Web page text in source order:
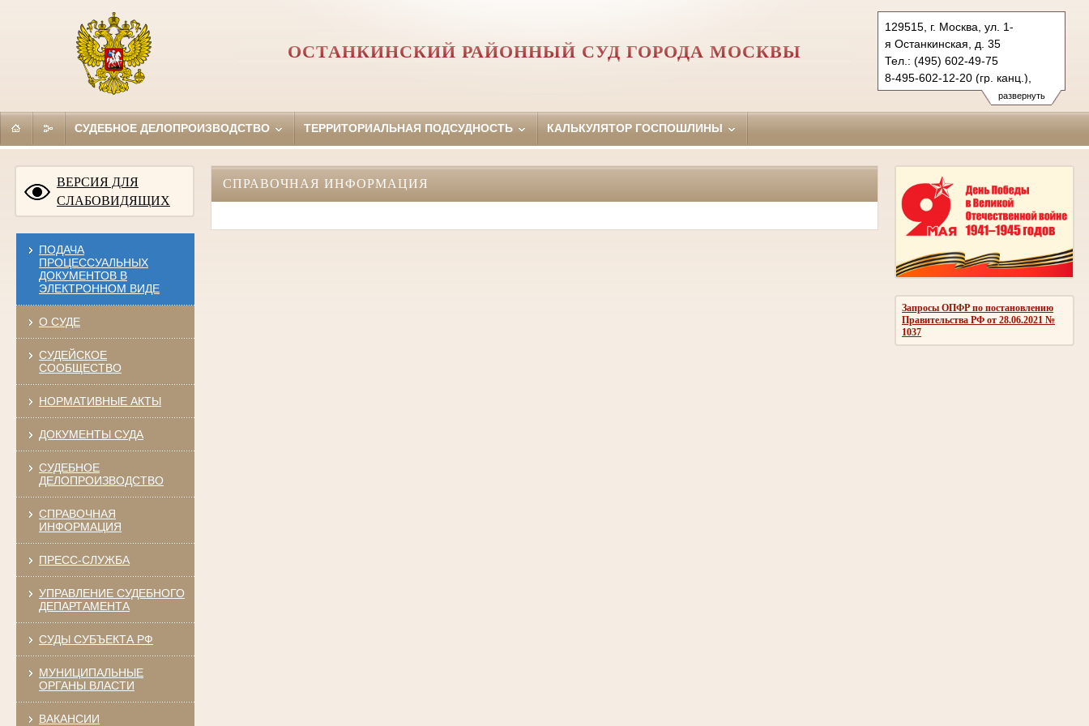
развернуть
129515, г. Москва, ул. 1-
я Останкинская, д. 35
Тел.: (495) 602-49-75
8-495-602-12-20 (гр. канц.),
(495) 602-49-87
info@19.msksud.ru
ОСТАНКИНСКИЙ РАЙОННЫЙ СУД ГОРОДА МОСКВЫ
СУДЕБНОЕ ДЕЛОПРОИЗВОДСТВО ТЕРРИТОРИАЛЬНАЯ ПОДСУДНОСТЬ КАЛЬКУЛЯТОР ГОСПОШЛИНЫ
ВЕРСИЯ ДЛЯ
СЛАБОВИДЯЩИХ
ПОДАЧА
ПРОЦЕССУАЛЬНЫХ
ДОКУМЕНТОВ В
ЭЛЕКТРОННОМ ВИДЕ
О СУДЕ
СУДЕЙСКОЕ
СООБЩЕСТВО
НОРМАТИВНЫЕ АКТЫ
ДОКУМЕНТЫ СУДА
СУДЕБНОЕ
ДЕЛОПРОИЗВОДСТВО
СПРАВОЧНАЯ
ИНФОРМАЦИЯ
ПРЕСС-СЛУЖБА
УПРАВЛЕНИЕ СУДЕБНОГО
ДЕПАРТАМЕНТА
СУДЫ СУБЪЕКТА РФ
МУНИЦИПАЛЬНЫЕ
ОРГАНЫ ВЛАСТИ
ВАКАНСИИ
Запросы ОПФР по постановлению
Правительства РФ от 28.06.2021 №
1037
СПРАВОЧНАЯ ИНФОРМАЦИЯ